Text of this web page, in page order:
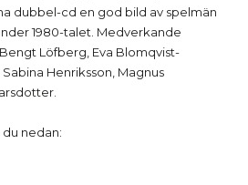
dubbel-cd en god bild av spelmän
1980-talet. Medverkande
Löfberg, Eva Blomqvist-
Henriksson, Magnus
nedan: